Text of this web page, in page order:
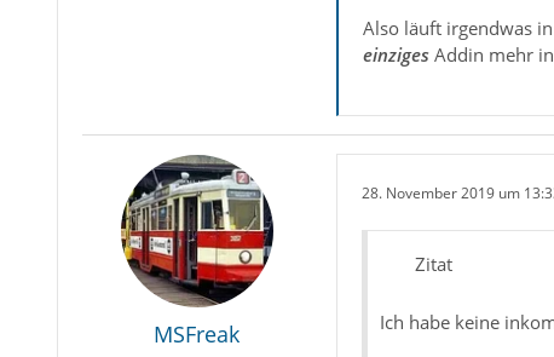
Also läuft irgendwas
einzigesAddin mehr
MSFreak
28. November 2019 um
Zitat
Ich habe keine